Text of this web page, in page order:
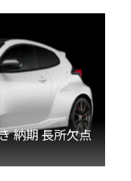
納期 長所欠点